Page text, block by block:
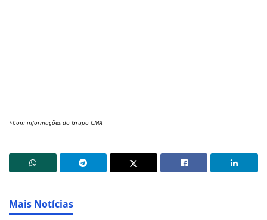
*Com informações do Grupo CMA
Mais Notícias